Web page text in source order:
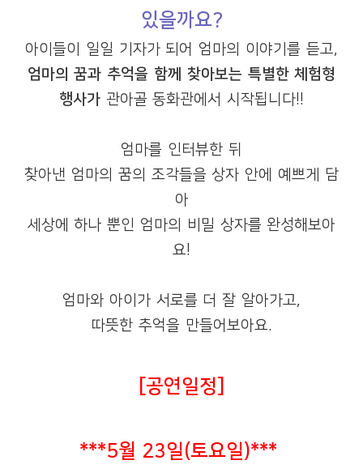
있을까요?
아이들이 일일 기자가 되어 엄마의 이야기를 듣고,
엄마의 꿈과 추억을 함께 찾아보는 특별한 체험형
행사가관아골 동화관에서 시작됩니다!!
엄마를 인터뷰한 뒤
찾아낸 엄마의 꿈의 조각들을 상자 안에 예쁘게 담
아
세상에 하나 뿐인 엄마의 비밀 상자를 완성해보아
요!
엄마와 아이가 서로를 더 잘 알아가고,
따뜻한 추억을 만들어보아요.
[공연일정]
***5월 23일(토요일)***